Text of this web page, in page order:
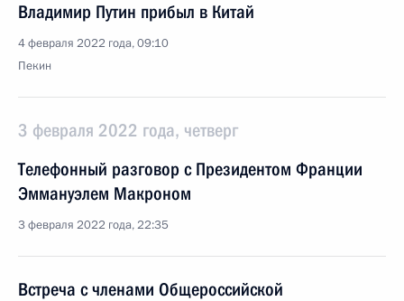
Владимир Путин прибыл в Китай
4 февраля 2022 года, 09:10
Пекин
3 февраля 2022 года, четверг
Телефонный разговор с Президентом Франции
Эммануэлем Макроном
3 февраля 2022 года, 22:35
Встреча с членами Общероссийской